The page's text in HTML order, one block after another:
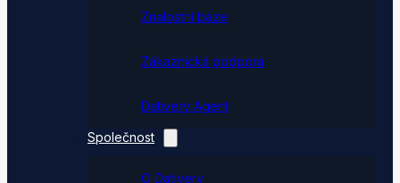
Znalostní báze
Zákaznická podpora
Dativery Agent
Společnost
O Dativery